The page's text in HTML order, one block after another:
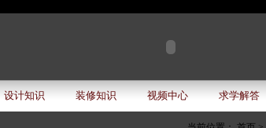
设计知识 装修知识 视频中心 求学解答